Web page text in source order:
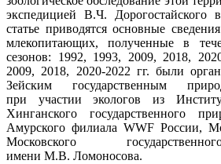
экспедицией В.Ч.
статье приводятся основные
млекопитающих, полученные в
сезонов: 1992, 1993, 2009, 2018,
2009, 2018, 2020-2022 гг. были
Зейским государственным
при участии экологов из
Хинганского государственного
Амурского филиала WWF России,
Московского
имени М.В. Ломоносова.